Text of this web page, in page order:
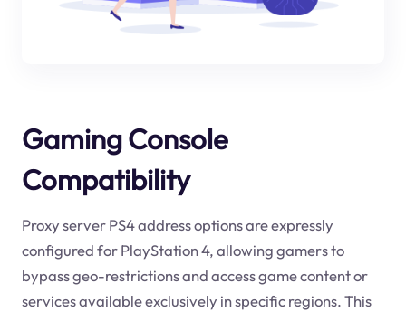
Gaming Console
Compatibility
Proxy server PS4 address options are expressly
configured for PlayStation 4, allowing gamers to
bypass geo-restrictions and access game content or
services available exclusively in specific regions. This